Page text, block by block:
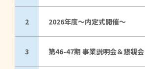
2 2026年度～内定式開催～
3 第46-47期 事業説明会＆懇親会